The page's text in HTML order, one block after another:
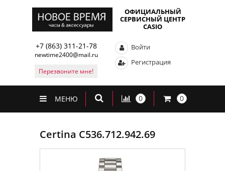
ОФИЦИАЛЬНЫЙ
СЕРВИСНЫЙ ЦЕНТР
CASIO
+7 (863) 311-21-78
newtime2400@mail.ru
Перезвоните мне!
Войти
Регистрация
МЕНЮ 0 0
Certina C536.712.942.69